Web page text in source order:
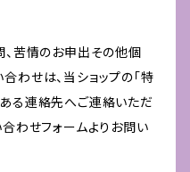
、苦情のお申出その他個
わせは、当ショップの「特
る連絡先へご連絡いただ
わせフォームよりお問い